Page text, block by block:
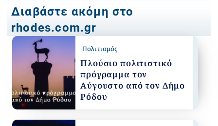
Διαβάστε ακόμη στο
rhodes.com.gr
Πολιτισμός
Πλούσιο πολιτιστικό
πρόγραμμα τον
Αύγουστο από τον Δήμο
Ρόδου